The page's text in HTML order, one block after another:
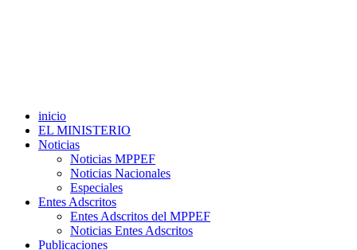
inicio
EL MINISTERIO
Noticias
Noticias MPPEF
Noticias Nacionales
Especiales
Entes Adscritos
Entes Adscritos del MPPEF
Noticias Entes Adscritos
Publicaciones